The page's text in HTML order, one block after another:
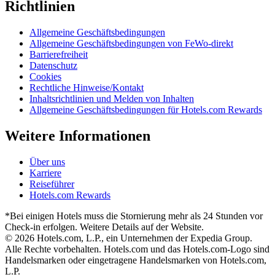
Richtlinien
Allgemeine Geschäftsbedingungen
Allgemeine Geschäftsbedingungen von FeWo-direkt
Barrierefreiheit
Datenschutz
Cookies
Rechtliche Hinweise/Kontakt
Inhaltsrichtlinien und Melden von Inhalten
Allgemeine Geschäftsbedingungen für Hotels.com Rewards
Weitere Informationen
Über uns
Karriere
Reiseführer
Hotels.com Rewards
*Bei einigen Hotels muss die Stornierung mehr als 24 Stunden vor
Check-in erfolgen. Weitere Details auf der Website.
© 2026 Hotels.com, L.P., ein Unternehmen der Expedia Group.
Alle Rechte vorbehalten. Hotels.com und das Hotels.com-Logo sind
Handelsmarken oder eingetragene Handelsmarken von Hotels.com,
L.P.